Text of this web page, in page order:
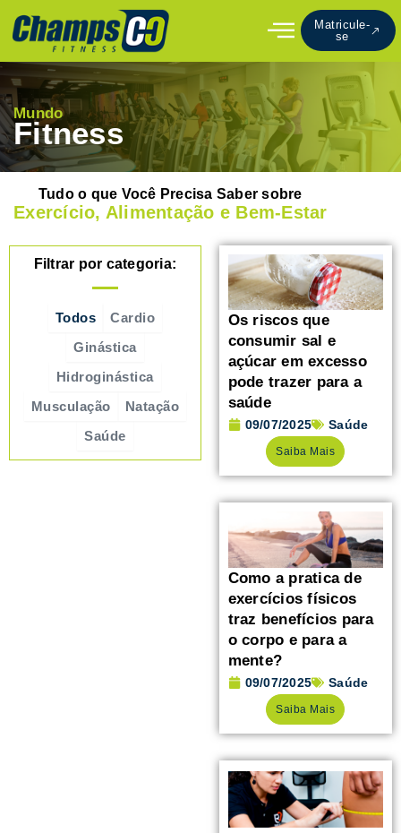
para
o
conteúdo
Matricule-
se
Mundo
Fitness
Tudo o que Você Precisa Saber sobre
Exercício, Alimentação e Bem-Estar
Filtrar por categoria:
Cardio
Ginástica
Hidroginástica
Musculação
Natação
Saúde
Todos
Os riscos que
consumir sal e
açúcar em excesso
pode trazer para a
saúde
09/07/2025 Saúde
Saiba Mais
Como a pratica de
exercícios físicos
traz benefícios para
o corpo e para a
mente?
09/07/2025 Saúde
Saiba Mais